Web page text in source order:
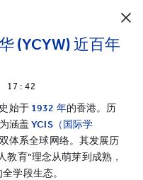
(YCYW) 近百年
17 : 42
始于 1932 年的香港。历
涵盖YCIS（国际学
体系全球网络。其发展历
教育”理念从萌芽到成熟，
学段生态。